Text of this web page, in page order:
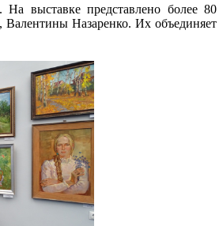
На выставке представлено более 80
Назаренко. Их объединяет